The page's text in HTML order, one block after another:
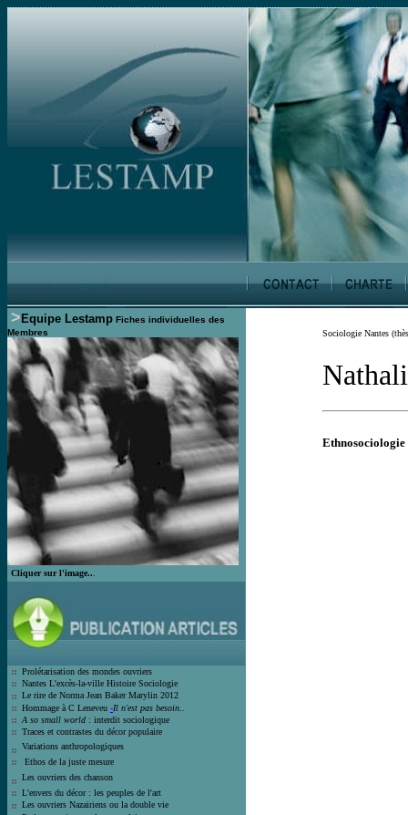
> Equipe Lestamp Fiches individuelles des
Membres
Cliquer sur l'image..
Prolétarisation des mondes ouvriers
Nantes L'excès-la-ville Histoire Sociologie
Le rire de Norma Jean Baker Marylin 2012
Hommage à C Leneveu -Il n'est pas besoin..
A so small world : interdit sociologique
Traces et contrastes du décor populaire
Variations anthropologiques
Ethos de la juste mesure
Les ouvriers des chanson
L'envers du décor : les peuples de l'art
Les ouvriers Nazairiens ou la double vie
Sociologie Nantes